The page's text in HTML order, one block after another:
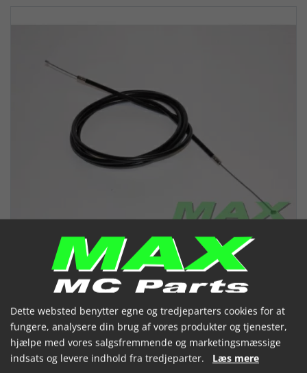
Chokerkabel APRILIA SONIC 50CC
AC
Dette websted benytter egne og tredjeparters cookies for at
fungere, analysere din brug af vores produkter og tjenester,
hjælpe med vores salgsfremmende og marketingsmæssige
indsats og levere indhold fra tredjeparter. Læs mere